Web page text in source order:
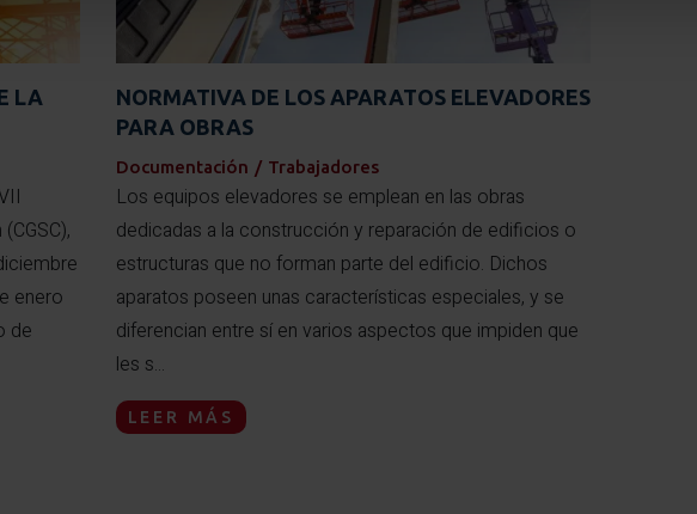
LA
enero
de
NORMATIVA DE LOS APARATOS ELEVADORES
PARA OBRAS
Documentación / Trabajadores
Los equipos elevadores se emplean en las obras
dedicadas a la construcción y reparación de edificios o
estructuras que no forman parte del edificio. Dichos
aparatos poseen unas características especiales, y se
diferencian entre sí en varios aspectos que impiden que
les s...
LEER MÁS